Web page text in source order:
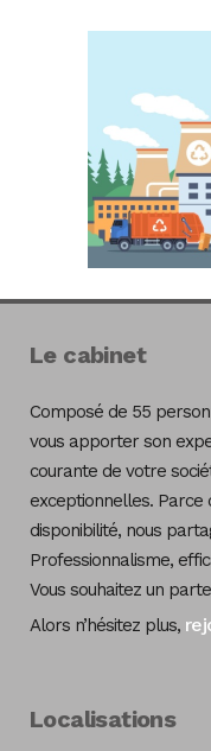
Le cabinet
Composé de 55
vous apporter son
courante de votre
exceptionnelles. Parce
disponibilité, nous
Professionnalisme,
Vous souhaitez un
Alors n’hésitez plus,
Localisations